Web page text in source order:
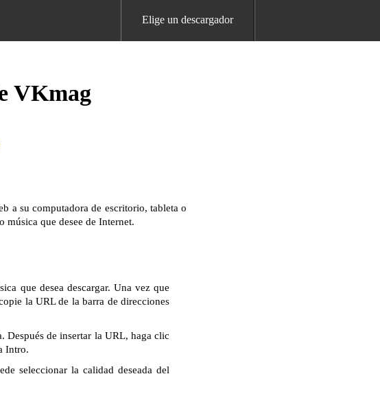
Elige un descargador
VKmag
a su computadora de escritorio, tableta o
que desee de Internet.
que desea descargar. Una vez que
la URL de la barra de direcciones
Después de insertar la URL, haga clic
Intro.
seleccionar la calidad deseada del